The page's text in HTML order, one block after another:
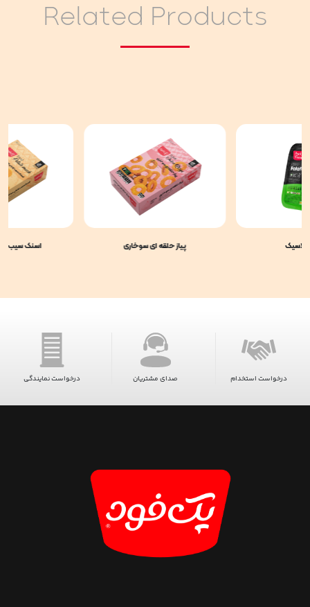
Related Products
کلاسیک پیاز حلقه ای سوخاری اسنک سیب
درخواست استخدام صدای مشتریان درخواست نمایندگی